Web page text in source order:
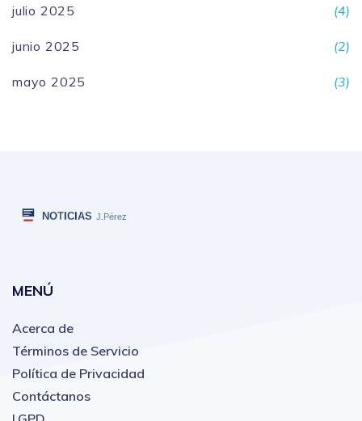
julio 2025 (4)
junio 2025 (2)
mayo 2025 (3)
MENÚ
Acerca de
Términos de Servicio
Política de Privacidad
Contáctanos